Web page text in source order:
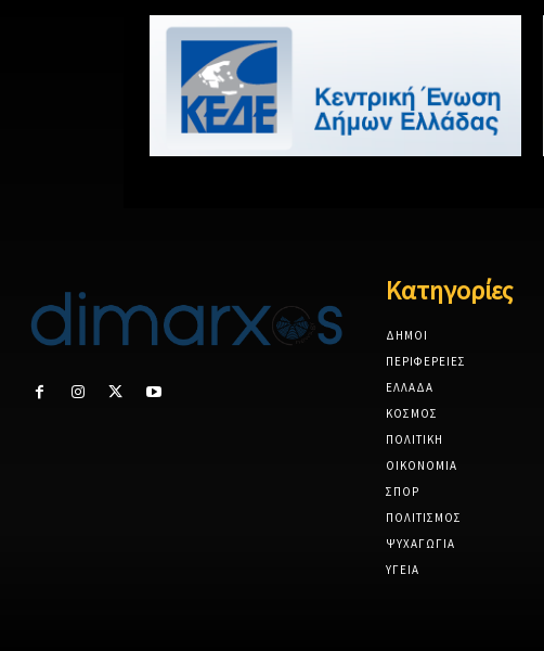
Κατηγορίες
ΔΗΜΟΙ
ΠΕΡΙΦΕΡΕΙΕΣ
ΕΛΛΑΔΑ
ΚΟΣΜΟΣ
ΠΟΛΙΤΙΚΗ
ΟΙΚΟΝΟΜΙΑ
ΣΠΟΡ
ΠΟΛΙΤΙΣΜΟΣ
ΨΥΧΑΓΩΓΙΑ
ΥΓΕΙΑ